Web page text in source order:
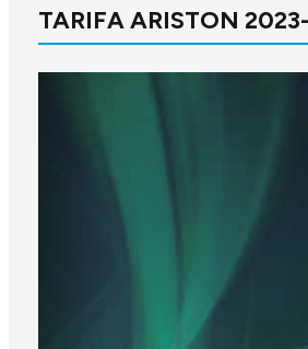
TARIFA ARISTON